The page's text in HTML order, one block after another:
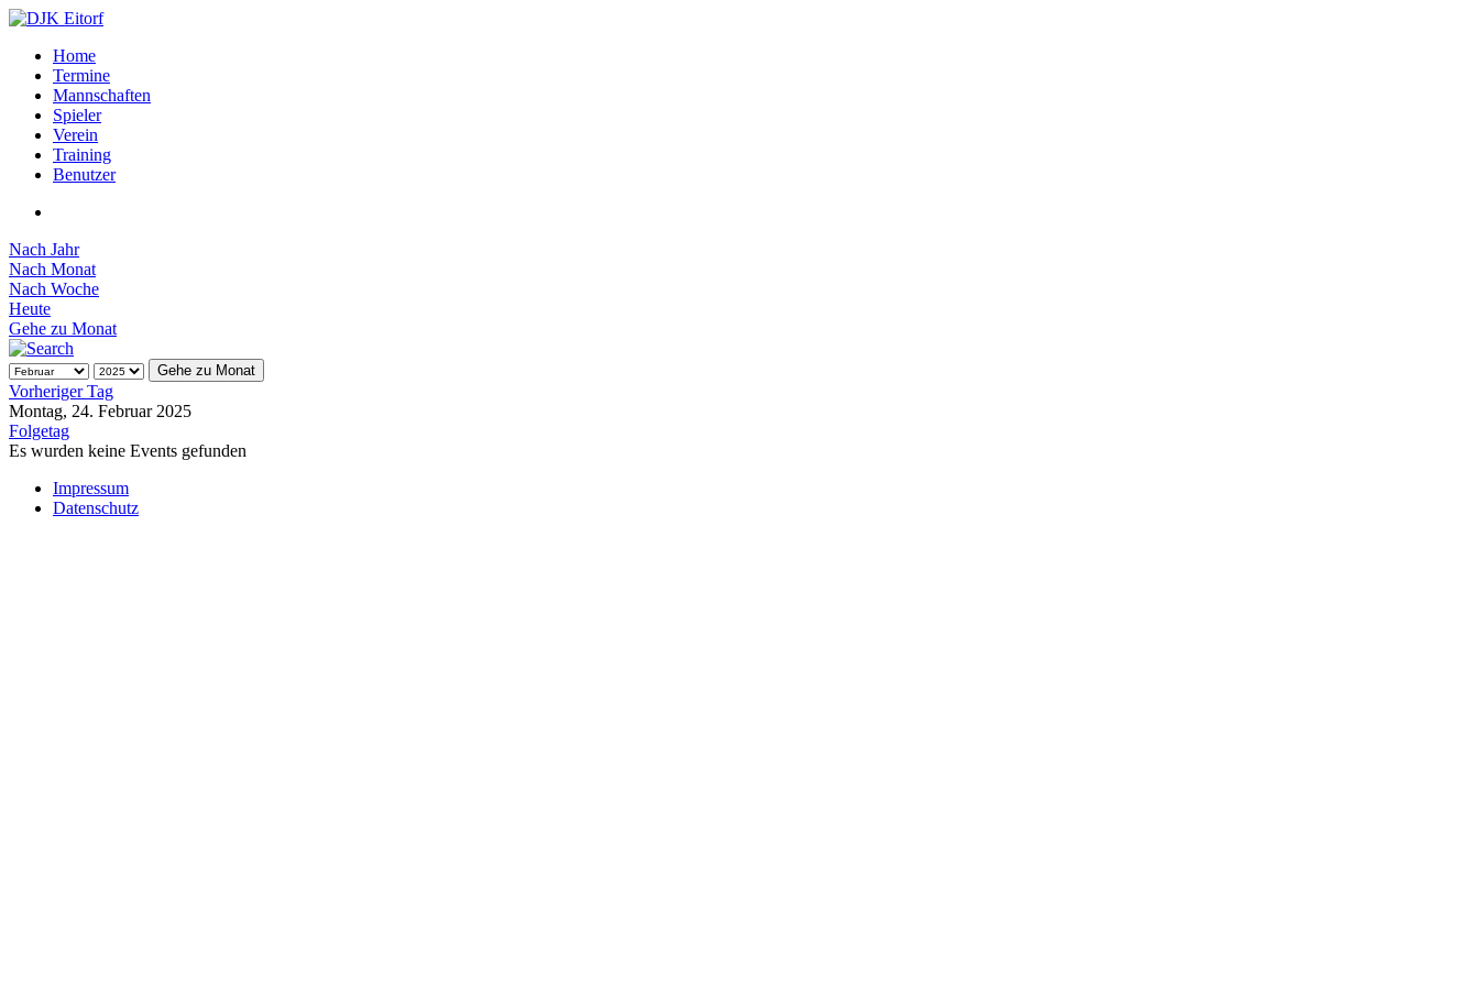
Home
Termine
Mannschaften
Spieler
Verein
Training
Benutzer
Nach Jahr
Nach Monat
Nach Woche
Heute
Gehe zu Monat
Gehe zu Monat
Vorheriger Tag
Montag, 24. Februar 2025
Folgetag
Es wurden keine Events gefunden
Impressum
Datenschutz